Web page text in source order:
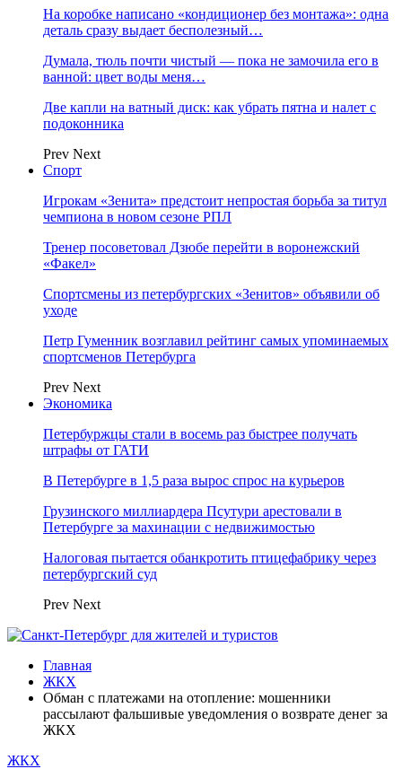
На коробке написано «кондиционер без монтажа»: одна
деталь сразу выдает бесполезный…
Думала, тюль почти чистый — пока не замочила его в
ванной: цвет воды меня…
Две капли на ватный диск: как убрать пятна и налет с
подоконника
Prev Next
Спорт
Игрокам «Зенита» предстоит непростая борьба за титул
чемпиона в новом сезоне РПЛ
Тренер посоветовал Дзюбе перейти в воронежский
«Факел»
Спортсмены из петербургских «Зенитов» объявили об
уходе
Петр Гуменник возглавил рейтинг самых упоминаемых
спортсменов Петербурга
Prev Next
Экономика
Петербуржцы стали в восемь раз быстрее получать
штрафы от ГАТИ
В Петербурге в 1,5 раза вырос спрос на курьеров
Грузинского миллиардера Псутури арестовали в
Петербурге за махинации с недвижимостью
Налоговая пытается обанкротить птицефабрику через
петербургский суд
Prev Next
Главная
ЖКХ
Обман с платежами на отопление: мошенники
рассылают фальшивые уведомления о возврате денег за
ЖКХ
ЖКХ